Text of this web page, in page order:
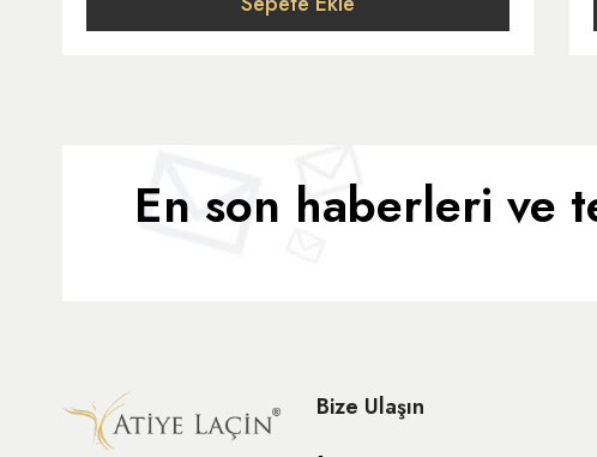
En son haberleri ve
Bize Ulaşın